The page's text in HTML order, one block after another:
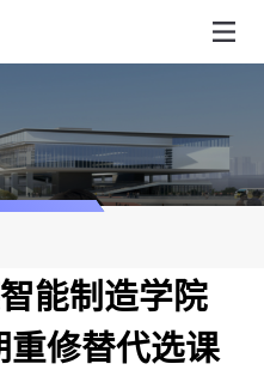
能制造学院
重修替代选课